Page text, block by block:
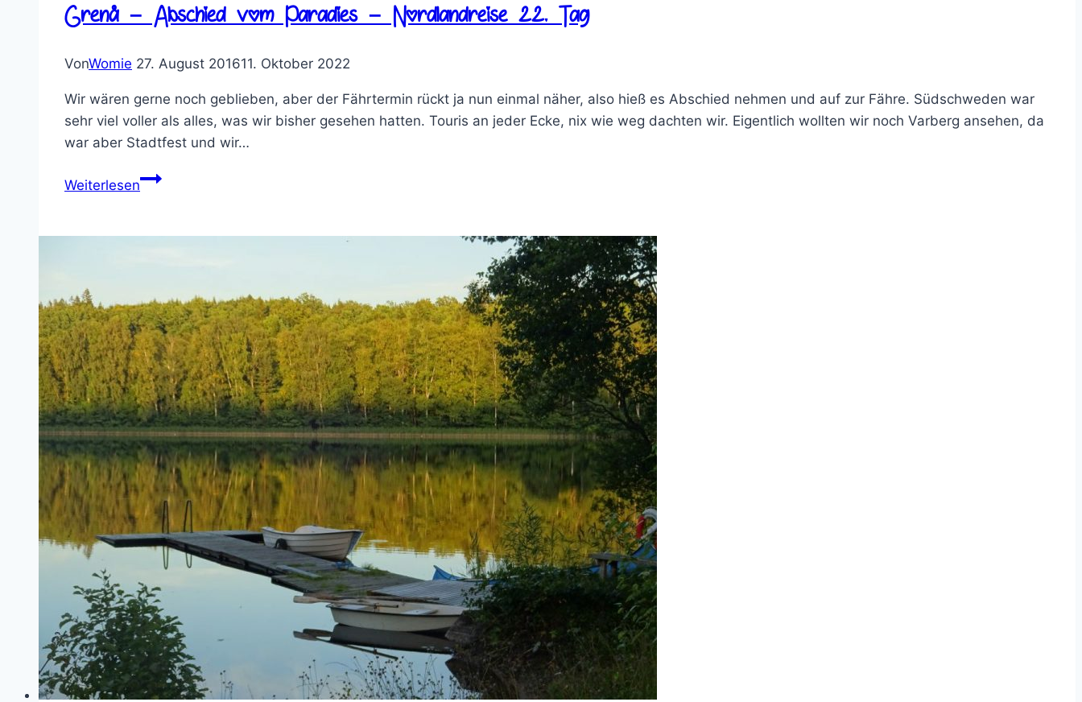
Grenå – Abschied vom Paradies – Nordlandreise 22. Tag
VonWomie 27. August 201611. Oktober 2022
Wir wären gerne noch geblieben, aber der Fährtermin rückt ja nun einmal näher, also hieß es Abschied nehmen und auf zur Fähre. Südschweden war
sehr viel voller als alles, was wir bisher gesehen hatten. Touris an jeder Ecke, nix wie weg dachten wir. Eigentlich wollten wir noch Varberg ansehen, da
war aber Stadtfest und wir…
WeiterlesenGrenå
Nordlandreise
22.
Tag